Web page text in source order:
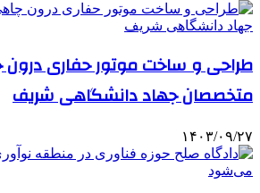
طراحی و ساخت موتور حفاری
متخصصان جهاد دانشگاهی شریف
۱۴۰۳/۰۹/۲۷